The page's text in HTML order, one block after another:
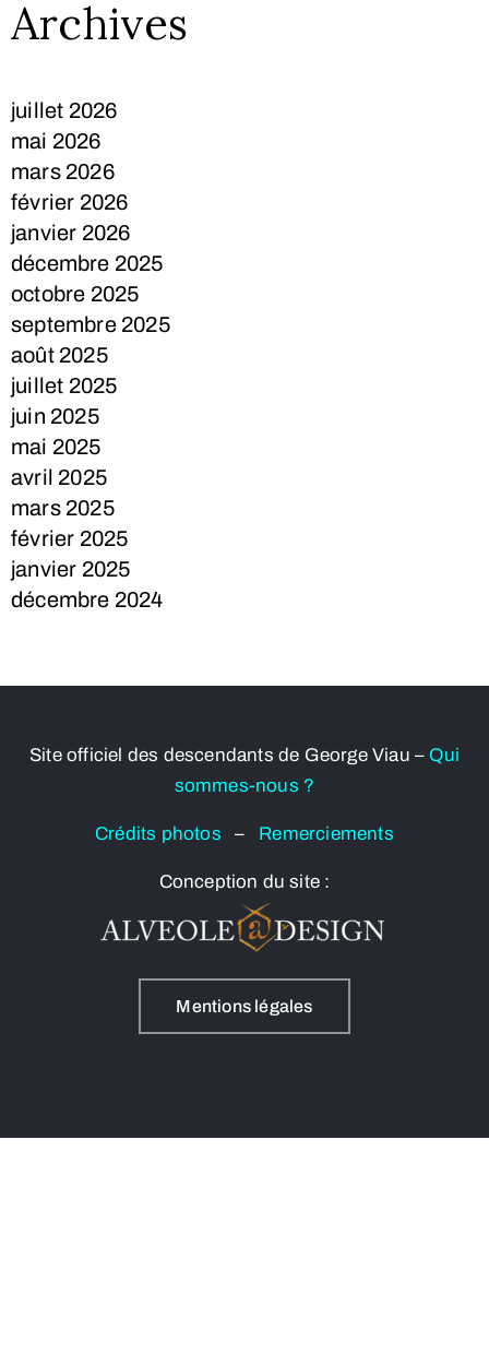
Archives
juillet 2026
mai 2026
mars 2026
février 2026
janvier 2026
décembre 2025
octobre 2025
septembre 2025
août 2025
juillet 2025
juin 2025
mai 2025
avril 2025
mars 2025
février 2025
janvier 2025
décembre 2024
Site officiel des descendants de George Viau – Qui
sommes-nous ?
Crédits photos– Remerciements
Conception du site :
Mentions légales